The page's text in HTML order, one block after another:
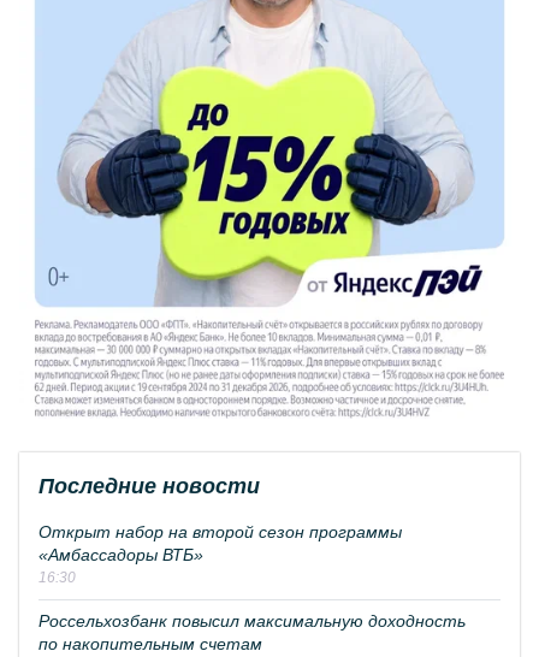
Последние новости
Открыт набор на второй сезон программы
«Амбассадоры ВТБ»
16:30
Россельхозбанк повысил максимальную доходность
по накопительным счетам